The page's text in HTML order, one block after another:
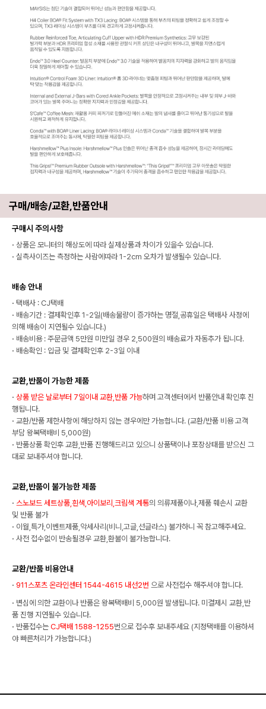
구매/배송/교환,반품안내
구매시 주의사항
· 상품은 모니터의 해상도에 따라 실제상품과 차이가 있을수 있습니다.
· 실측사이즈는 측정하는 사람에따라 1-2cm 오차가 발생될수 있습니다.
배송 안내
· 택배사 : CJ택배
· 배송기간 : 결제확인후 1-2일(배송물량이 증가하는 명절,공휴일은 택배사 사정에
의해 배송이 지연될수 있습니다.)
· 배송비용 : 주문금액 5만원 미만일 경우 2,500원의 배송료가 자동추가 됩니다.
· 배송확인 : 입금 및 결제확인후 2-3일 이내
교환,반품이 가능한 제품
· 상품 받은 날로부터 7일이내 교환,반품 가능하며 고객센터에서 반품안내 확인후 진
행됩니다.
· 교환/반품 제한사항에 해당하지 않는 경우에만 가능합니다. (교환/반품 비용 고객
부담 왕복택배비 5,000원)
· 반품상품 확인후 교환,반품 진행해드리고 있으니 상품택이나 포장상태를 받으신 그
대로 보내주셔야 합니다.
교환,반품이 불가능한 제품
· 스노보드 세트상품,흰색,아이보리,크림색 계통의 의류제품이나,제품 훼손시 교환
및 반품 불가
· 이월,특가,이벤트제품,악세사리(비니,고글,선글라스) 불가하니 꼭 참고해주세요.
· 사전 접수없이 반송될경우 교환,환불이 불가능합니다.
교환/반품 비용안내
· 911스포츠 온라인센터 1544-4615 내선2번 으로 사전접수 해주셔야 합니다.
· 변심에 의한 교환이나 반품은 왕복택배비 5,000원 발생됩니다. 미결제시 교환,반
품 진행 지연될수 있습니다.
· 반품접수는 CJ택배 1588-1255번으로 접수후 보내주세요 (지정택배를 이용하셔
야 빠른처리가 가능합니다.)